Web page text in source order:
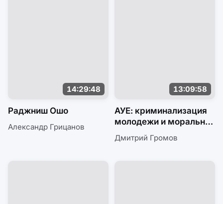
14:29:48
Раджниш Ошо
Александр Грицанов
13:09:58
АУЕ: криминализация
молодежи и моральная
паника
Дмитрий Громов